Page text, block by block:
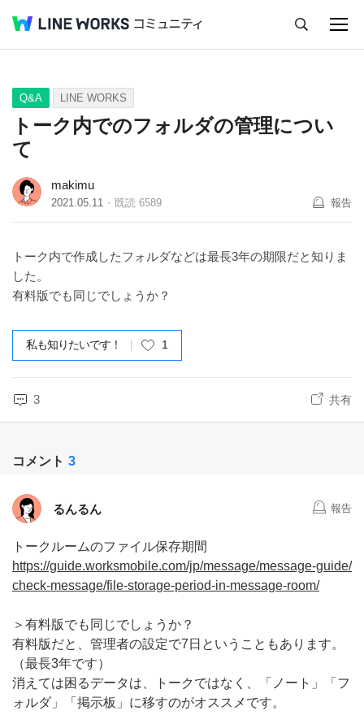
Q&A Tips Ideas
Q&A LINE WORKS
トーク内でのフォルダの管理につい
て
makimu
2021.05.11 既読 6589 報告
トーク内で作成したフォルダなどは最長3年の期限だと知りま
した。
有料版でも同じでしょうか？
私も知りたいです！ 1
3 共有
コメント 3
るんるん 報告
トークルームのファイル保存期間
https://guide.worksmobile.com/jp/message/message-guide/
check-message/file-storage-period-in-message-room/
＞有料版でも同じでしょうか？
有料版だと、管理者の設定で7日ということもあります。
（最長3年です）
消えては困るデータは、トークではなく、「ノート」「フ
ォルダ」「掲示板」に移すのがオススメです。